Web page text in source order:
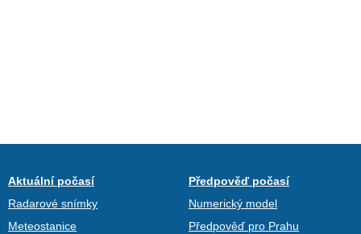
Aktuální počasí
Radarové snímky
Meteostanice
Předpověď počasí
Numerický model
Předpověď pro Prahu